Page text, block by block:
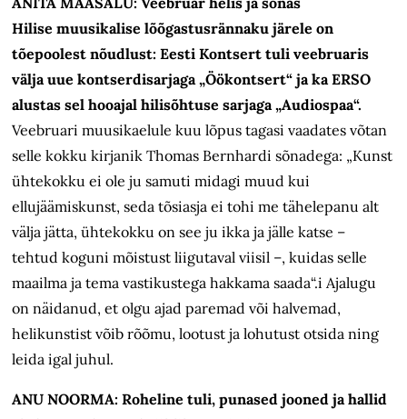
Hilise muusikalise lõõgastusrännaku järele on
tõepoolest nõudlust: Eesti Kontsert tuli veebruaris
välja uue kontserdisarjaga „Öökontsert“ ja ka ERSO
alustas sel hooajal hilisõhtuse sarjaga „Audiospaa“.
Veebruari muusikaelule kuu lõpus tagasi vaadates võtan
selle kokku kirjanik Thomas Bernhardi sõnadega: „Kunst
ühtekokku ei ole ju samuti midagi muud kui
ellujäämiskunst, seda tõsiasja ei tohi me tähelepanu alt
välja jätta, ühtekokku on see ju ikka ja jälle katse –
tehtud koguni mõistust liigutaval viisil –, kuidas selle
maailma ja tema vastikustega hakkama saada“.i Ajalugu
on näidanud, et olgu ajad paremad või halvemad,
helikunstist võib rõõmu, lootust ja lohutust otsida ning
leida igal juhul.
ANU NOORMA: Roheline tuli, punased jooned ja hallid